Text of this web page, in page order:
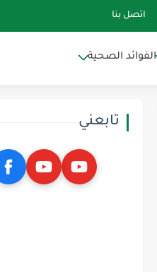
اتصل بنا
الفوائد الصحية
تابعني